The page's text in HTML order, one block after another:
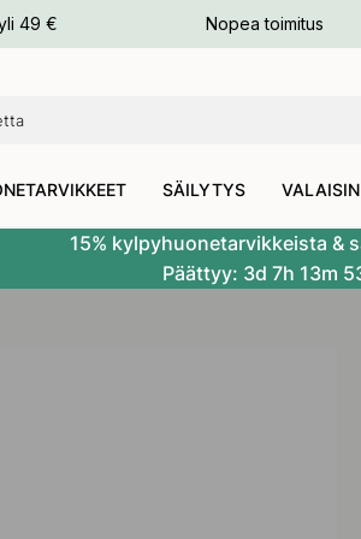
49 € Nopea toimitus
SÄILYTYS VALAISIN
15% kylpyhuonetarvikkeista &
Päättyy: 3d 7h 13m